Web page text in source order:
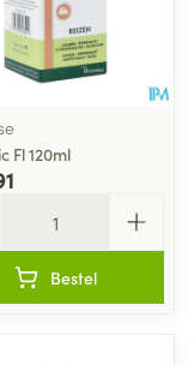
Fl 120ml
Bestel